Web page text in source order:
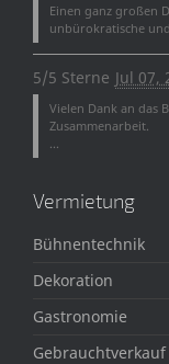
Einen ganz großen
unbürokratische
5/5 Sterne Jul 07,
Vielen Dank an das
Zusammenarbeit.
Vermietung
Bühnentechnik
Dekoration
Gastronomie
Gebrauchtverkauf